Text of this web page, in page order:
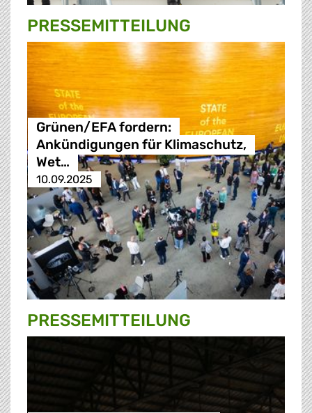
PRESSE­MITTEILUNG
Grünen/EFA fordern:
Ankündigungen für Klimaschutz,
Wet…
10.09.2025
PRESSE­MITTEILUNG